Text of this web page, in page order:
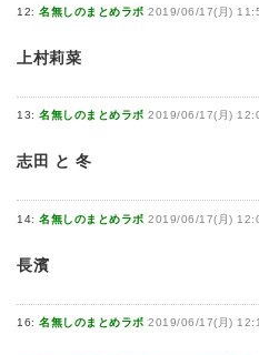
12: 名無しのまとめラボ 2019/06/17(月)
上村莉菜
13: 名無しのまとめラボ 2019/06/17(月)
志田 と 冬
14: 名無しのまとめラボ 2019/06/17(月)
長濱
16: 名無しのまとめラボ 2019/06/17(月)